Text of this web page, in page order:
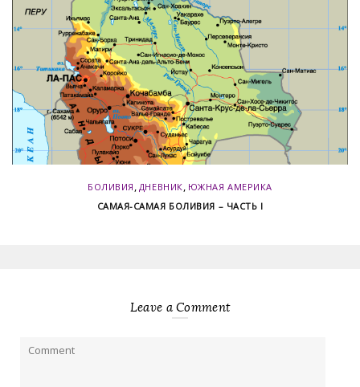
БОЛИВИЯ , ДНЕВНИК, ЮЖНАЯ АМЕРИКА
САМАЯ-САМАЯ БОЛИВИЯ – ЧАСТЬ I
Leave a Comment